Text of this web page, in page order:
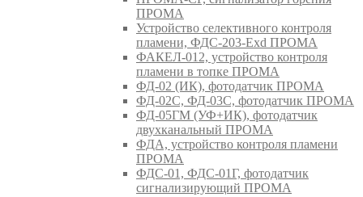
ПРОМА
Устройство селективного контроля
пламени, ФДС-203-Exd ПРОМА
ФАКЕЛ-012, устройство контроля
пламени в топке ПРОМА
ФД-02 (ИК), фотодатчик ПРОМА
ФД-02С, ФД-03С, фотодатчик ПРОМА
ФД-05ГМ (УФ+ИК), фотодатчик
двухканальный ПРОМА
ФДА, устройство контроля пламени
ПРОМА
ФДС-01, ФДС-01Г, фотодатчик
сигнализирующий ПРОМА